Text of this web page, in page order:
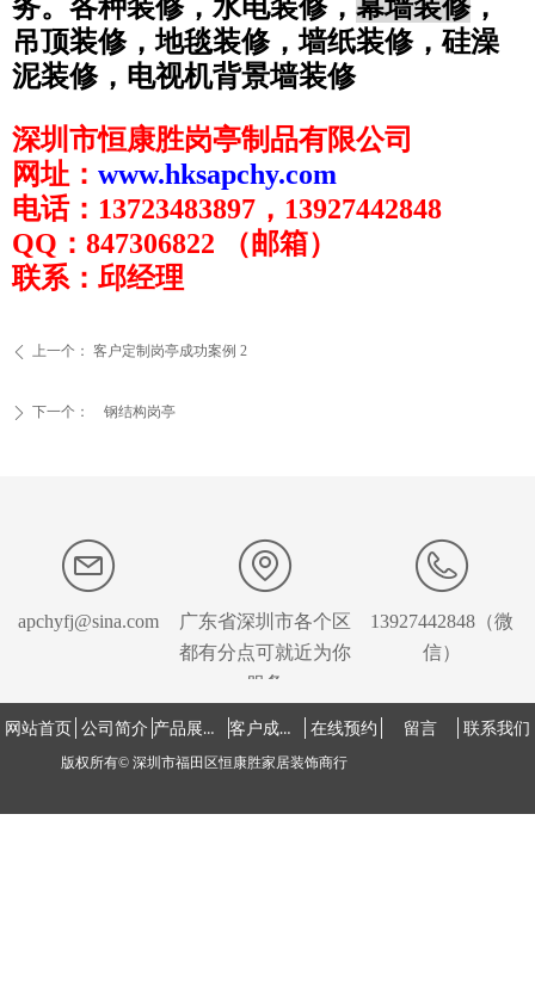
ꄴ 上一个： 客户定制岗亭成功案例 2
务。 各种装修，水电装修， 幕墙装修，
吊顶装修，地毯装修，墙纸装修，硅澡
泥装修，电视机背景墙装修
深圳市恒康胜岗亭制品有限公司
网址： www.hksapchy.com
电话：13723483897，13927442848
QQ：847306822 （邮箱）
联系：邱经理
ꄲ 下一个： 钢结构岗亭
网站首页 公司简介 产品展示中心 客户成功案例 在线预约 留言 联系我们
版权所有© 深圳市福田区恒康胜家居装饰商行
apchyfj@sina.com
广东省深圳市各个区
都有分点可就近为你
服务
13927442848（微
信）